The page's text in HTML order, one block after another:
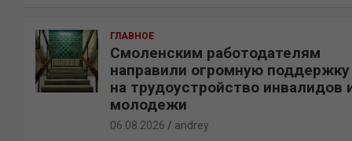
ГЛАВНОЕ
Смоленским работодателям
направили огромную поддержку
на трудоустройство инвалидов
молодежи
06.08.2026 andrey